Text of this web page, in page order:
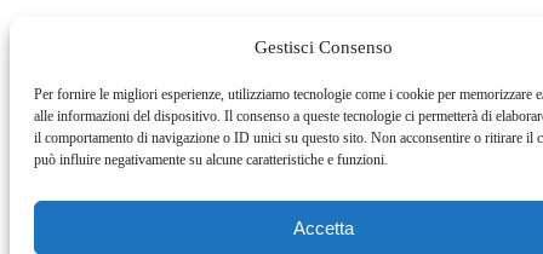
Gestisci Consenso
Per fornire le migliori esperienze, utilizziamo tecnologie come i cookie per memorizzare
alle informazioni del dispositivo. Il consenso a queste tecnologie ci permetterà di
il comportamento di navigazione o ID unici su questo sito. Non acconsentire o ritirare il
può influire negativamente su alcune caratteristiche e funzioni.
Accetta